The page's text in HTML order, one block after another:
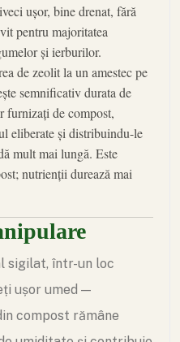
ușor, bine drenat, fără
pentru majoritatea
și ierburilor.
de zeolit la un amestec pe
semnificativ durata de
furnizați de compost,
eliberate și distribuindu-le
mult mai lungă. Este
nutrienții durează mai
sigilat, într-un loc
ușor umed —
compost rămâne